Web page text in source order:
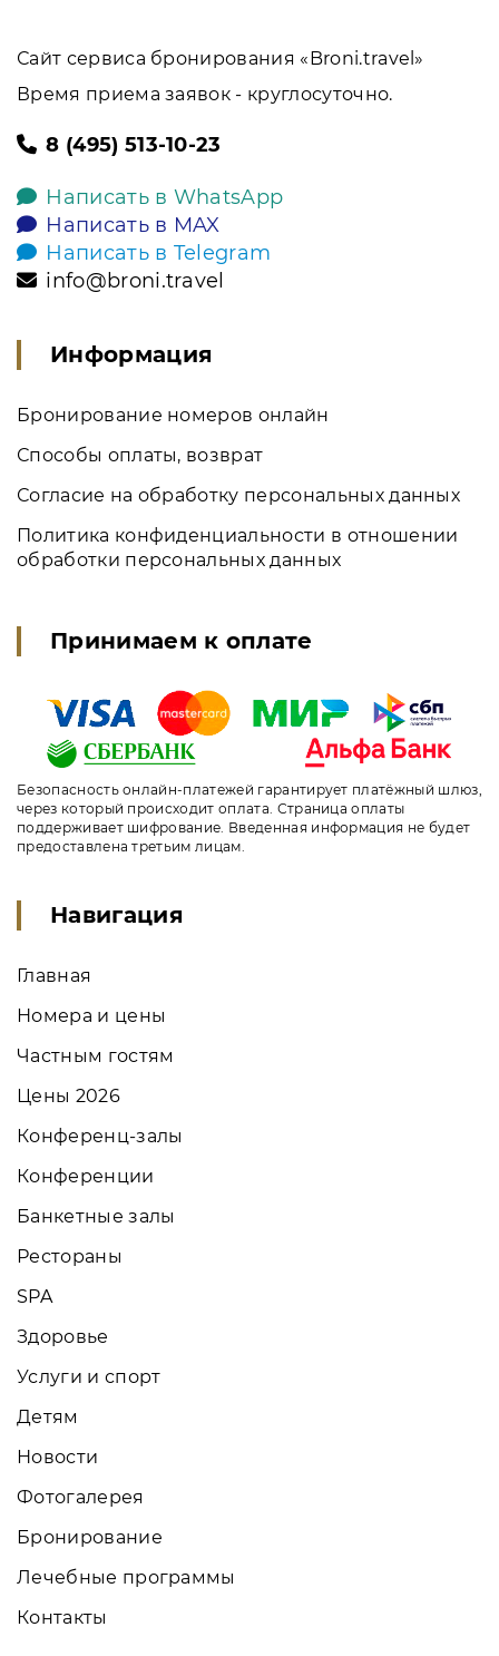
Сайт сервиса бронирования «Broni.travel»
Время приема заявок - круглосуточно.
8 (495) 513-10-23
Написать в WhatsApp
Написать в MAX
Написать в Telegram
info@broni.travel
Информация
Бронирование номеров онлайн
Способы оплаты, возврат
Согласие на обработку персональных данных
Политика конфиденциальности в отношении
обработки персональных данных
Принимаем к оплате
Безопасность онлайн-платежей гарантирует платёжный шлюз,
через который происходит оплата. Страница оплаты
поддерживает шифрование. Введенная информация не будет
предоставлена третьим лицам.
Навигация
Главная
Номера и цены
Частным гостям
Цены 2026
Конференц-залы
Конференции
Банкетные залы
Рестораны
SPA
Здоровье
Услуги и спорт
Детям
Новости
Фотогалерея
Бронирование
Лечебные программы
Контакты